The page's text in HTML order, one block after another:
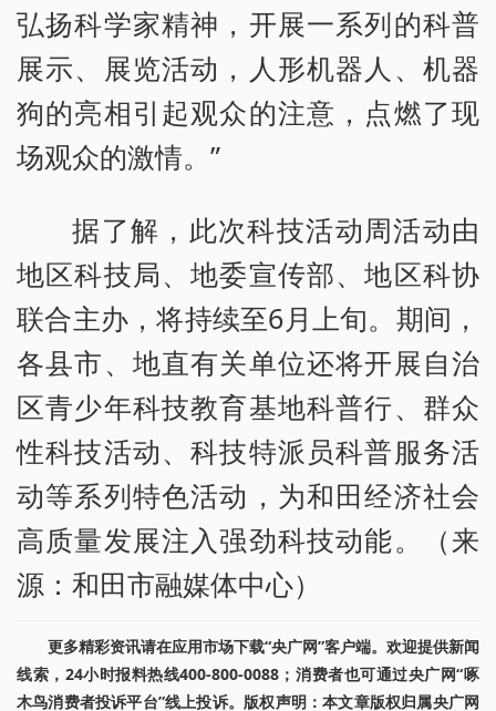
弘扬科学家精神，开展一系列的科普
展示、展览活动，人形机器人、机器
狗的亮相引起观众的注意，点燃了现
场观众的激情。”
据了解，此次科技活动周活动由
地区科技局、地委宣传部、地区科协
联合主办，将持续至6月上旬。期间，
各县市、地直有关单位还将开展自治
区青少年科技教育基地科普行、群众
性科技活动、科技特派员科普服务活
动等系列特色活动，为和田经济社会
高质量发展注入强劲科技动能。（来
源：和田市融媒体中心）
更多精彩资讯请在应用市场下载“央广网”客户端。欢迎提供新闻
线索，24小时报料热线400-800-0088；消费者也可通过央广网“啄
木鸟消费者投诉平台”线上投诉。版权声明：本文章版权归属央广网